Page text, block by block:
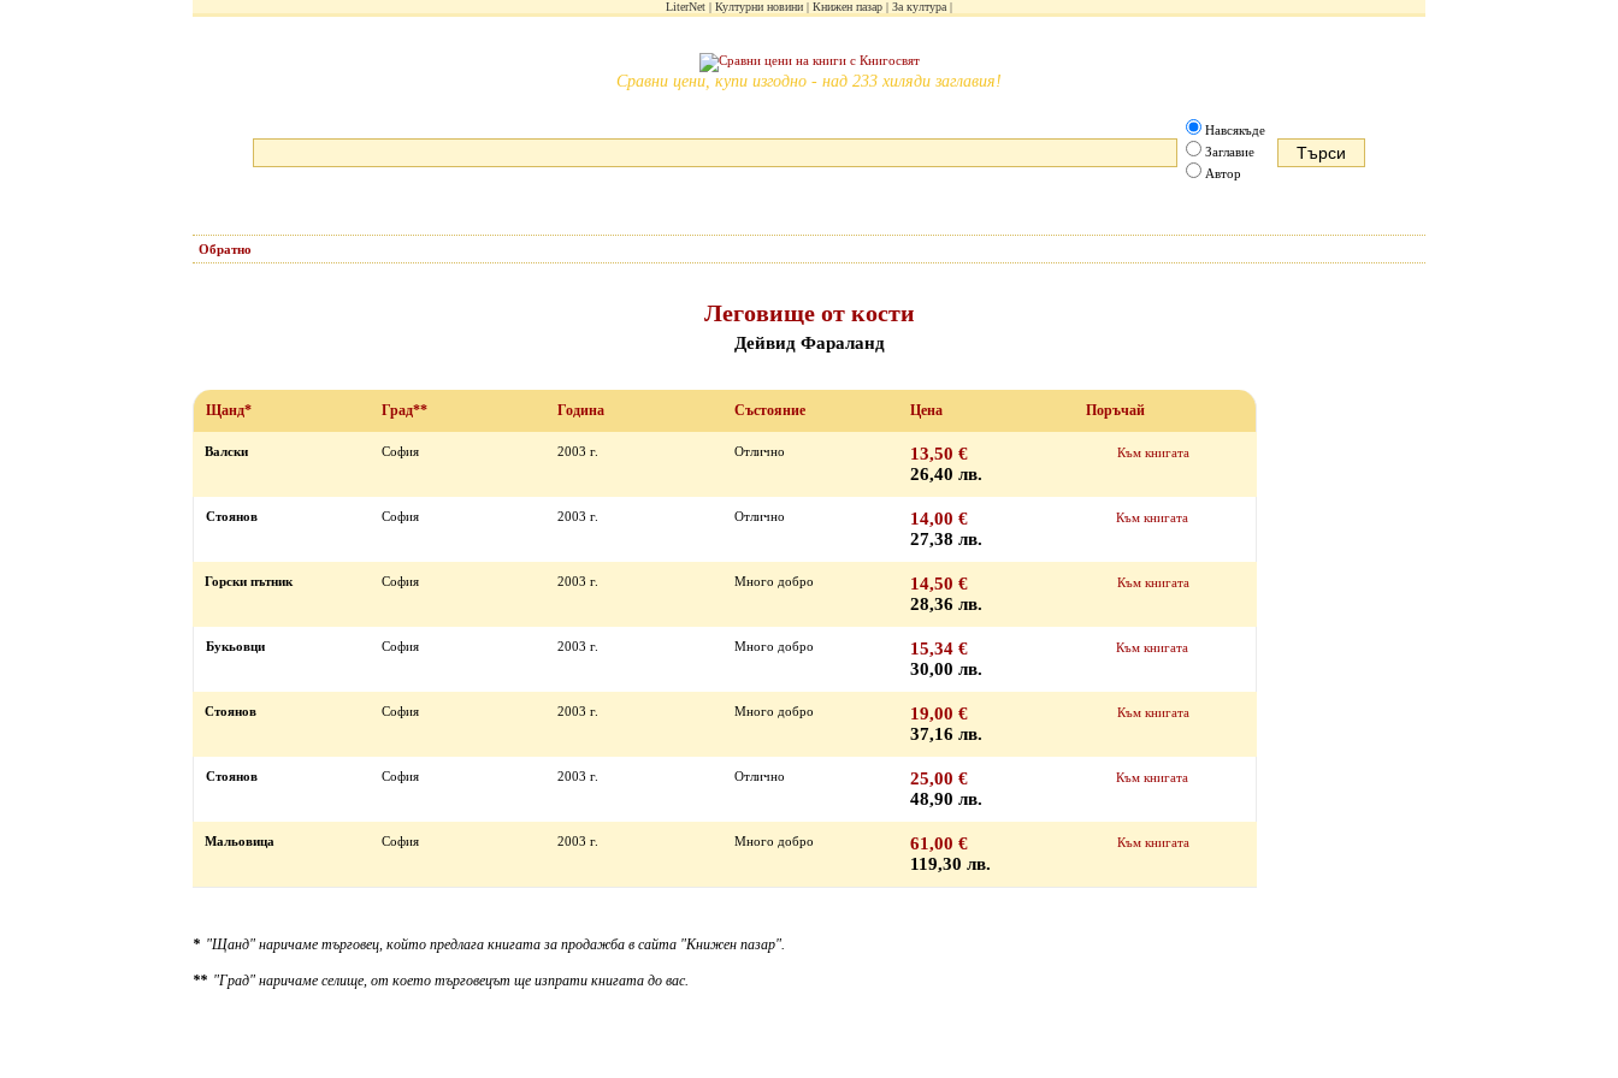
LiterNet Културни новини Книжен пазар За култура
Сравни цени, купи изгодно - над 233 хиляди заглавия!
Навсякъде
Заглавие
Автор
Обратно
Леговище от кости
Дейвид Фараланд
Щанд* Град** Година Състояние Цена Поръчай
Валски София 2003 г. Отлично
13,50 €
26,40 лв.
Към книгата
Стоянов София 2003 г. Отлично
14,00 €
27,38 лв.
Към книгата
Горски пътник София 2003 г. Много добро
14,50 €
28,36 лв.
Към книгата
Букьовци София 2003 г. Много добро
15,34 €
30,00 лв.
Към книгата
Стоянов София 2003 г. Много добро
19,00 €
37,16 лв.
Към книгата
Стоянов София 2003 г. Отлично
25,00 €
48,90 лв.
Към книгата
Мальовица София 2003 г. Много добро
61,00 €
119,30 лв.
Към книгата
* "Щанд" наричаме търговец, който предлага книгата за продажба в сайта "Книжен пазар".
** "Град" наричаме селище, от което търговецът ще изпрати книгата до вас.